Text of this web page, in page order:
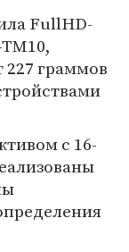
FullHD-
227 граммов
с 16-